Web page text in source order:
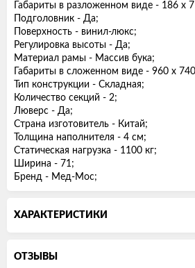
Габариты в разложенном виде - 186 х
Подголовник - Да;
Поверхность - винил-люкс;
Регулировка высоты - Да;
Материал рамы - Массив бука;
Габариты в сложенном виде - 960 x
Тип конструкции - Складная;
Количество секций - 2;
Люверс - Да;
Страна изготовитель - Китай;
Толщина наполнителя - 4 см;
Статическая нагрузка - 1100 кг;
Ширина - 71;
Бренд - Мед-Мос;
ХАРАКТЕРИСТИКИ
ОТЗЫВЫ